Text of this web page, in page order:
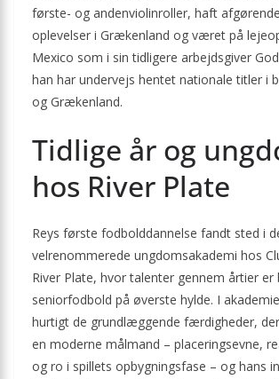
første- og andenviolinroller, haft
oplevelser i Grækenland og været på
Mexico som i sin tidligere arbejdsgiver
han har undervejs hentet nationale titler i
og Grækenland.
Tidlige år og
hos River Plate
Reys første fodbolddannelse fandt sted i
velrenommerede ungdomsakademi hos
River Plate, hvor talenter gennem årtier er
seniorfodbold på øverste hylde. I
hurtigt de grundlæggende færdigheder,
en moderne målmand – placeringsevne,
og ro i spillets opbygningsfase – og hans